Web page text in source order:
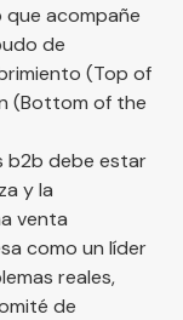
acompañe
de
(Top of
(Bottom of the
b2b debe estar
y la
venta
como un líder
reales,
de